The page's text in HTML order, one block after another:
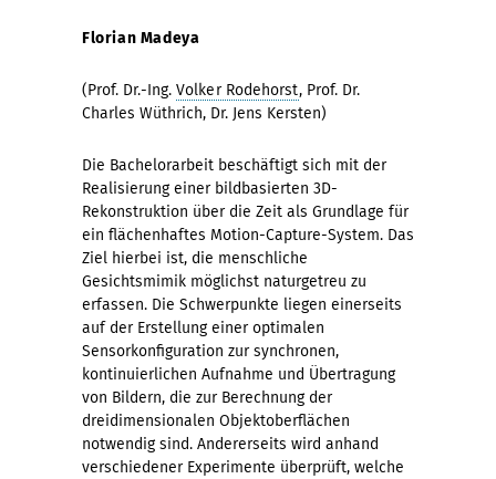
Florian Madeya
(Prof. Dr.-Ing. Volker Rodehorst, Prof. Dr.
Charles Wüthrich, Dr. Jens Kersten)
Die Bachelorarbeit beschäftigt sich mit der
Realisierung einer bildbasierten 3D-
Rekonstruktion über die Zeit als Grundlage für
ein flächenhaftes Motion-Capture-System. Das
Ziel hierbei ist, die menschliche
Gesichtsmimik möglichst naturgetreu zu
erfassen. Die Schwerpunkte liegen einerseits
auf der Erstellung einer optimalen
Sensorkonfiguration zur synchronen,
kontinuierlichen Aufnahme und Übertragung
von Bildern, die zur Berechnung der
dreidimensionalen Objektoberflächen
notwendig sind. Andererseits wird anhand
verschiedener Experimente überprüft, welche